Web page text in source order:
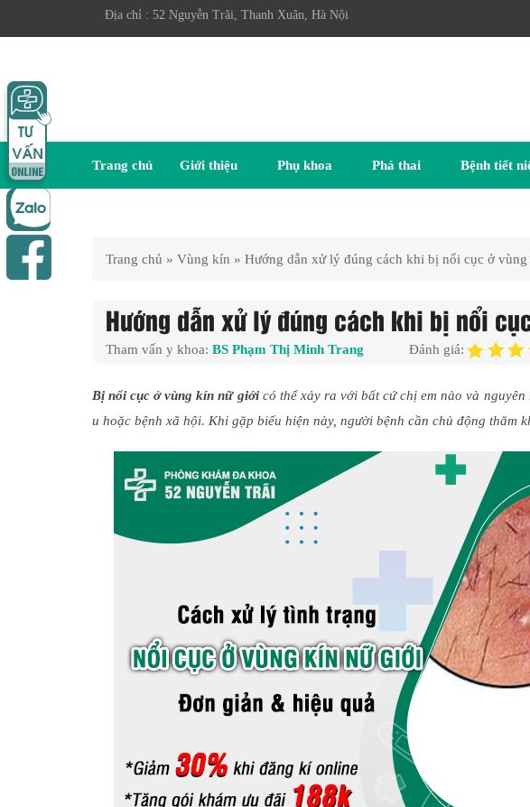
Địa chỉ : 52 Nguyễn Trãi, Thanh Xuân, Hà Nội
Trang chủ Giới thiệu Phụ khoa Phá thai Bệnh tiết
Trang chủ » Vùng kín » Hướng dẫn xử lý đúng cách khi bị nổi cục ở
Hướng dẫn xử lý đúng cách khi bị nổi
Tham vấn y khoa: BS Phạm Thị Minh Trang Đánh giá:
Bị nổi cục ở vùng kín nữ giớicó thể xảy ra với bất cứ chị em nào và
u hoặc bệnh xã hội. Khi gặp biểu hiện này, người bệnh cần chủ động thăm